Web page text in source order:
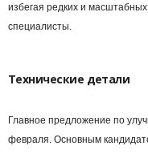
избегая редких и
специалисты.
Технические детали
Главное предложение по
февраля. Основным